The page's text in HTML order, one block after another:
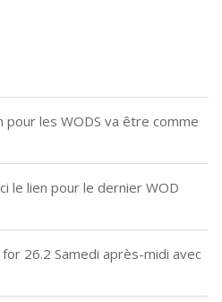
les WODS va être comme
le lien pour le dernier WOD
26.2 Samedi après-midi avec